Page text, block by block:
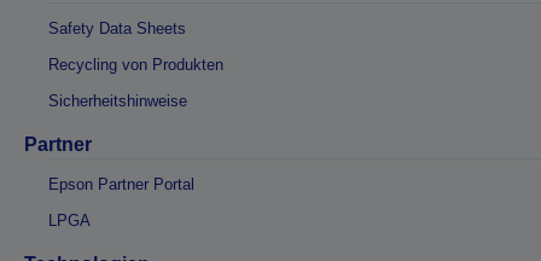
Safety Data Sheets
Recycling von Produkten
Sicherheitshinweise
Partner
Epson Partner Portal
LPGA